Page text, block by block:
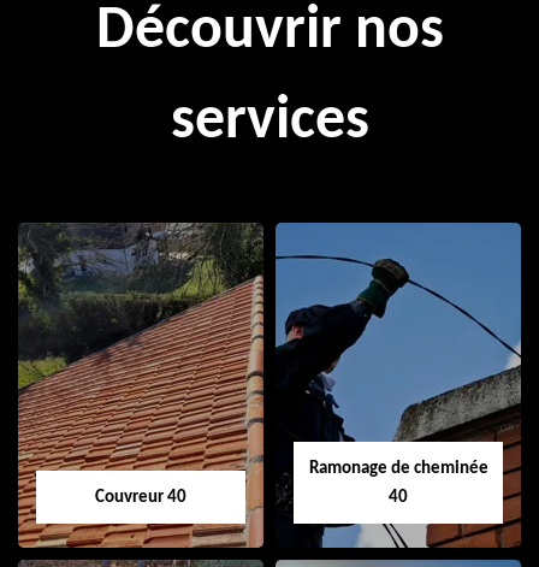
Découvrir nos
services
Couvreur 40
Ramonage de cheminée
40